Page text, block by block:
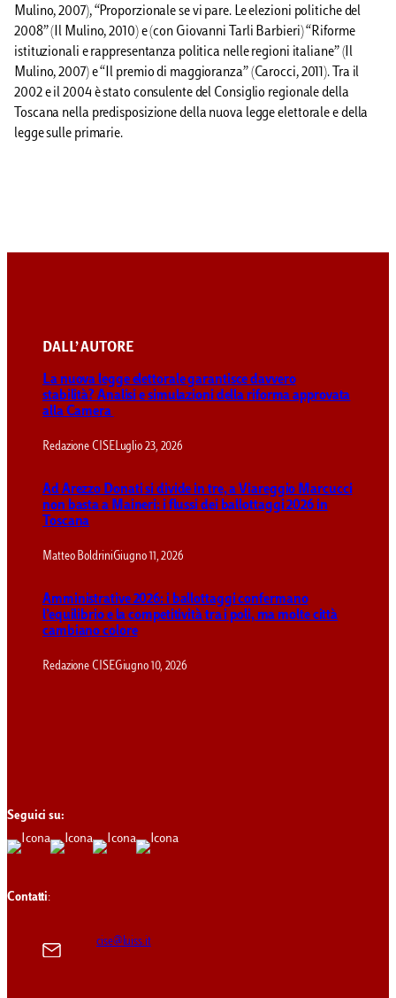
Mulino, 2007), “Proporzionale se vi pare. Le elezioni politiche del
2008” (Il Mulino, 2010) e (con Giovanni Tarli Barbieri) “Riforme
istituzionali e rappresentanza politica nelle regioni italiane” (Il
Mulino, 2007) e “Il premio di maggioranza” (Carocci, 2011). Tra il
2002 e il 2004 è stato consulente del Consiglio regionale della
Toscana nella predisposizione della nuova legge elettorale e della
legge sulle primarie.
DALL’ AUTORE
La nuova legge elettorale garantisce davvero
stabilità? Analisi e simulazioni della riforma approvata
alla Camera
Redazione CISELuglio 23, 2026
Ad Arezzo Donati si divide in tre, a Viareggio Marcucci
non basta a Maineri: i flussi dei ballottaggi 2026 in
Toscana
Matteo BoldriniGiugno 11, 2026
Amministrative 2026: i ballottaggi confermano
l’equilibrio e la competitività tra i poli, ma molte città
cambiano colore
Redazione CISEGiugno 10, 2026
Seguici su:
Contatti:
cise@luiss.it